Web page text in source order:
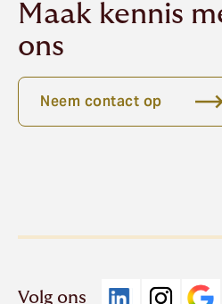
Maak kennis
ons
Neem contact op
Volg ons